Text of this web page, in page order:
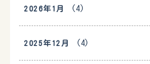
2026年1月 (4)
2025年12月 (4)